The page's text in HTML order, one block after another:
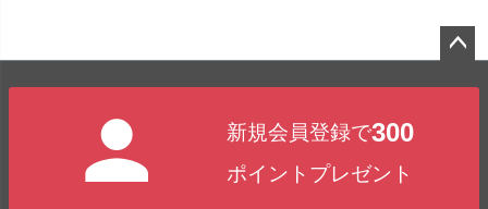
新規会員登録で300
ポイントプレゼント